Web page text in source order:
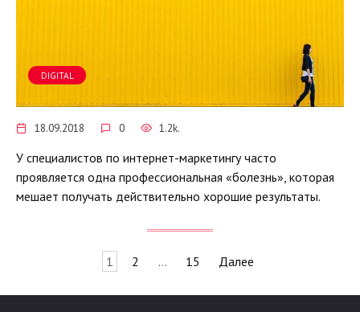
DIGITAL
18.09.2018 0 1.2k.
У специалистов по интернет-маркетингу часто
проявляется одна профессиональная «болезнь», которая
мешает получать действительно хорошие результаты.
записям
1 2 … 15 Далее